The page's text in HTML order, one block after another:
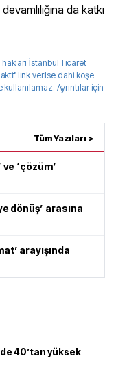
da katkı
haklarıİstanbul Ticaret
link verilse dahi köşe
Ayrıntılar için
Tüm Yazıları >
‘çözüm’
dönüş’ arasına
arayışında
40’tan yüksek